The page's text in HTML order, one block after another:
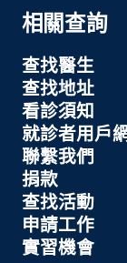
相關查詢
查找醫生
查找地址
看診須知
就診者用戶
聯繫我們
捐款
查找活動
申請工作
實習機會